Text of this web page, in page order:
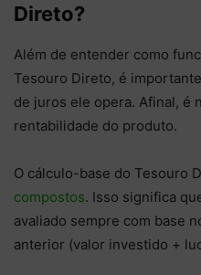
Direto?
Além de entender como
Tesouro Direto, é
de juros ele opera. Afinal, é
rentabilidade do produto.
O cálculo-base do Tesouro
compostos. Isso significa
avaliado sempre com base
anterior (valor investido +